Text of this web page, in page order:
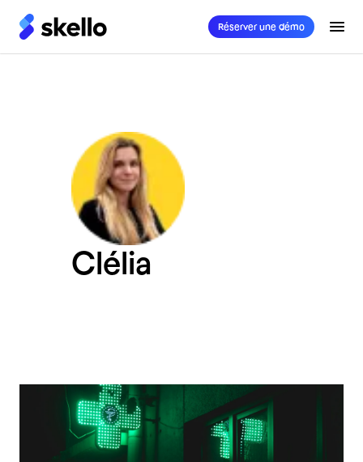
Réserver une démo
Clélia